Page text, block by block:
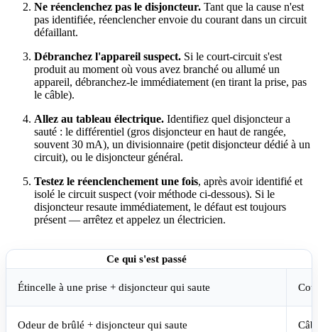
Ne réenclenchez pas le disjoncteur. Tant que la cause n'est
pas identifiée, réenclencher envoie du courant dans un circuit
défaillant.
Débranchez l'appareil suspect. Si le court-circuit s'est
produit au moment où vous avez branché ou allumé un
appareil, débranchez-le immédiatement (en tirant la prise, pas
le câble).
Allez au tableau électrique. Identifiez quel disjoncteur a
sauté : le différentiel (gros disjoncteur en haut de rangée,
souvent 30 mA), un divisionnaire (petit disjoncteur dédié à un
circuit), ou le disjoncteur général.
Testez le réenclenchement une fois, après avoir identifié et
isolé le circuit suspect (voir méthode ci-dessous). Si le
disjoncteur resaute immédiatement, le défaut est toujours
présent — arrêtez et appelez un électricien.
Ce qui s'est passé
Étincelle à une prise + disjoncteur qui saute
Odeur de brûlé + disjoncteur qui saute